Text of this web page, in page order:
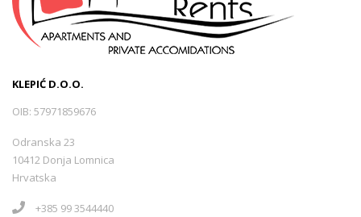
KLEPIĆ D.O.O.
OIB: 57971859676
Odranska 23
10412 Donja Lomnica
Hrvatska
+385 99 3544440